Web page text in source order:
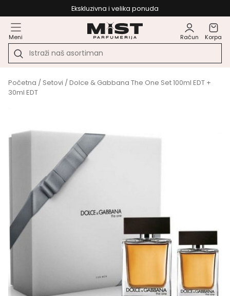
Ekskluzivna i velika ponuda
Meni Račun Korpa
Početna / Setovi / Dolce & Gabbana The One Set 100ml EDT +
30ml EDT